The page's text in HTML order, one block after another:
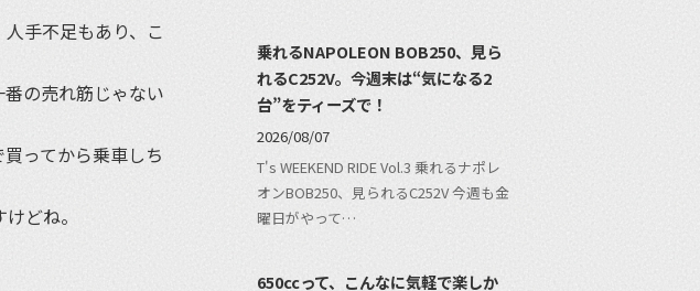
手不足もあり、こ
の売れ筋じゃない
ってから乗車しち
どね。
乗れるNAPOLEON BOB250、見ら
れるC252V。今週末は“気になる2
台”をティーズで！
2026/08/07
T's WEEKEND RIDE Vol.3 乗れるナポレ
オンBOB250、見られるC252V 今週も金
曜日がやって…
650ccって、こんなに気軽で楽しか